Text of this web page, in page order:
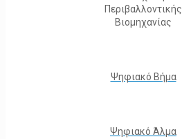
Περιβαλλοντικής
Βιομηχανίας
Ψηφιακό Βήμα
Ψηφιακό Άλμα